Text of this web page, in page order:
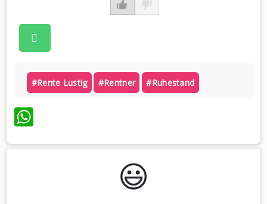
#rente Lustig #rentner #ruhestand
WhatsApp
😃️